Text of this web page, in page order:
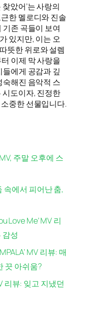
았어’는 사랑의
한 멜로디와 진솔
존 곡들이 보여
있지만, 이는 오
뜻한 위로와 설렘
이제 막 사랑을
에게 공감과 깊
해진 음악적 스
시도이자, 진정한
중한 선물입니다.
주말 오후에 스
속에서 피어난 춤,
Love Me’ MV 리
감성
MV 리뷰: 매
끗 아쉬움?
리뷰: 잊고 지냈던